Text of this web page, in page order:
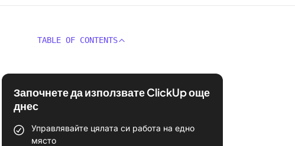
TABLE OF CONTENTS
Започнете да използвате ClickUp още
днес
Управлявайте цялата си работа на едно
място